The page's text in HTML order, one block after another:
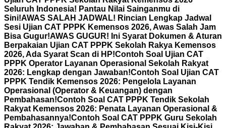
Seluruh Indonesia! Pantau Nilai Sainganmu di
Sini!AWAS SALAH JADWAL! Rincian Lengkap Jadwal
Sesi Ujian CAT PPPK Kemensos 2026, Awas Salah Jam
Bisa Gugur!AWAS GUGUR! Ini Syarat Dokumen & Aturan
Berpakaian Ujian CAT PPPK Sekolah Rakya Kemensos
2026, Ada Syarat Scan di HP!Contoh Soal Ujian CAT
PPPK Operator Layanan Operasional Sekolah Rakyat
2026: Lengkap dengan Jawaban!Contoh Soal Ujian CAT
PPPK Tendik Kemensos 2026: Pengelola Layanan
Operasional (Operator & Keuangan) dengan
Pembahasan!Contoh Soal CAT PPPK Tendik Sekolah
Rakyat Kemensos 2026: Penata Layanan Operasional &
Pembahasannya!Contoh Soal CAT PPPK Guru Sekolah